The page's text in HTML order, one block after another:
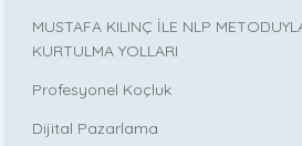
MUSTAFA KILINÇ İLE NLP
KURTULMA YOLLARI
Profesyonel Koçluk
Dijital Pazarlama